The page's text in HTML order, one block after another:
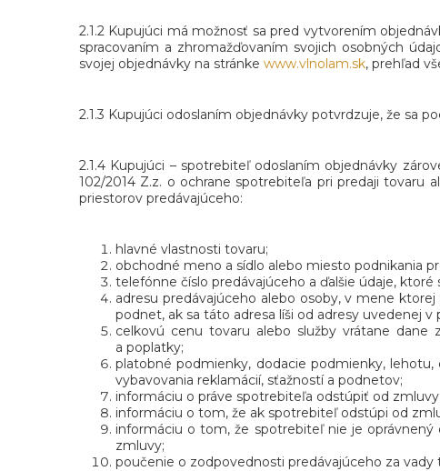
2.1.2 Kupujúci má možnosť sa pred vytvorením
spracovaním a zhromažďovaním svojich osobných
svojej objednávky na stránke www.vlnolam.sk, prehľad
2.1.3 Kupujúci odoslaním objednávky potvrdzuje, že sa
2.1.4 Kupujúci – spotrebiteľ odoslaním objednávky
102/2014 Z.z. o ochrane spotrebiteľa pri predaji
priestorov predávajúceho:
hlavné vlastnosti tovaru;
obchodné meno a sídlo alebo miesto podnikania
telefónne číslo predávajúceho a ďalšie údaje,
adresu predávajúceho alebo osoby, v mene
podnet, ak sa táto adresa líši od adresy uvedenej v
celkovú cenu tovaru alebo služby vrátane
a poplatky;
platobné podmienky, dodacie podmienky,
vybavovania reklamácií, sťažností a podnetov;
informáciu o práve spotrebiteľa odstúpiť od
informáciu o tom, že ak spotrebiteľ odstúpi od
informáciu o tom, že spotrebiteľ nie je
zmluvy;
poučenie o zodpovednosti predávajúceho za vady